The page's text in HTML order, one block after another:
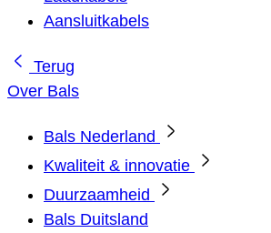
Aansluitkabels
Terug
Over Bals
Bals Nederland
Kwaliteit & innovatie
Duurzaamheid
Bals Duitsland